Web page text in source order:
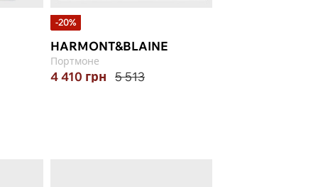
-20%
HARMONT&BLAINE
Портмоне
4 410 грн 5 513